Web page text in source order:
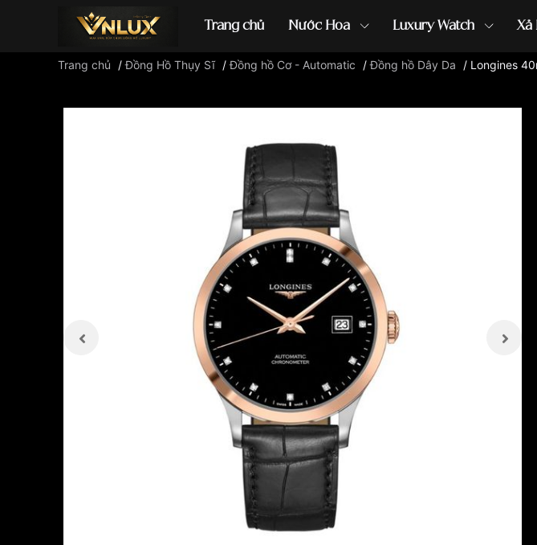
Trang chủ Nước Hoa Luxury Watch Xả
Đồng hồ casio đồng hồ G-Shock đồng hồ Orient ...
Trang chủ /Đồng Hồ Thụy Sĩ /Đồng hồ Cơ - Automatic /Đồng hồ Dây Da / Longines